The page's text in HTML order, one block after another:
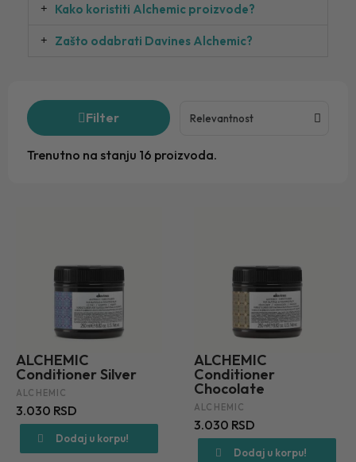
Kako koristiti Alchemic proizvode?
Zašto odabrati Davines Alchemic?
Trenutno na stanju 16 proizvoda.
Filter
ALCHEMIC
Conditioner Silver
ALCHEMIC
3.030 RSD
Dodaj u korpu!
ALCHEMIC
Conditioner
Chocolate
ALCHEMIC
3.030 RSD
Dodaj u korpu!